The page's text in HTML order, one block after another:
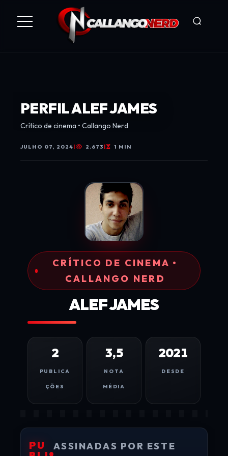
PERFIL ALEF JAMES
Crítico de cinema • Callango Nerd
JULHO 07, 2024| 2.673 | 1 MIN
CRÍTICO DE CINEMA •
CALLANGO NERD
ALEF JAMES
2
PUBLICA
ÇÕES
3,5
NOTA
MÉDIA
2021
DESDE
PU
ASSINADAS POR ESTE